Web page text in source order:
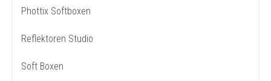
Phottix Softboxen
Reflektoren Studio
Soft Boxen